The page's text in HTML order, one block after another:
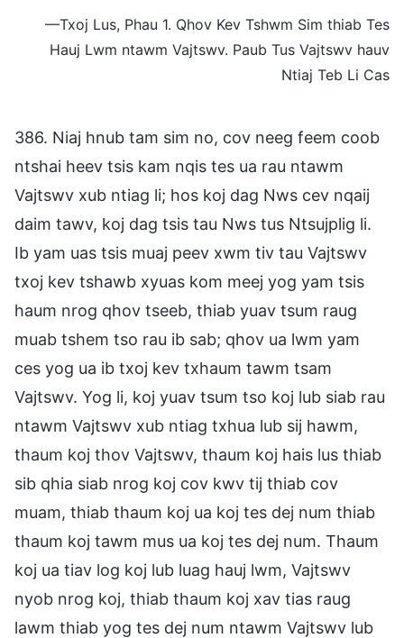
—Txoj Lus, Phau 1. Qhov Kev Tshwm Sim thiab Tes
Hauj Lwm ntawm Vajtswv. Paub Tus Vajtswv hauv
Ntiaj Teb Li Cas
386. Niaj hnub tam sim no, cov neeg feem coob
ntshai heev tsis kam nqis tes ua rau ntawm
Vajtswv xub ntiag li; hos koj dag Nws cev nqaij
daim tawv, koj dag tsis tau Nws tus Ntsujplig li.
Ib yam uas tsis muaj peev xwm tiv tau Vajtswv
txoj kev tshawb xyuas kom meej yog yam tsis
haum nrog qhov tseeb, thiab yuav tsum raug
muab tshem tso rau ib sab; qhov ua lwm yam
ces yog ua ib txoj kev txhaum tawm tsam
Vajtswv. Yog li, koj yuav tsum tso koj lub siab rau
ntawm Vajtswv xub ntiag txhua lub sij hawm,
thaum koj thov Vajtswv, thaum koj hais lus thiab
sib qhia siab nrog koj cov kwv tij thiab cov
muam, thiab thaum koj ua koj tes dej num thiab
thaum koj tawm mus ua koj tes dej num. Thaum
koj ua tiav log koj lub luag hauj lwm, Vajtswv
nyob nrog koj, thiab thaum koj xav tias raug
lawm thiab yog tes dej num ntawm Vajtswv lub